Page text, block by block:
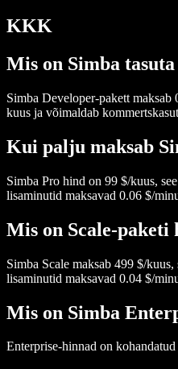
KKK
Mis on Simba
Simba Developer-pakett
kuus ja võimaldab
Kui palju maksab
Simba Pro hind on 99 $/kuus,
lisaminutid maksavad 0.06 $/
Mis on Scale-paketi
Simba Scale maksab 499 $/
lisaminutid maksavad 0.04 $/
Mis on Simba
Enterprise-hinnad on